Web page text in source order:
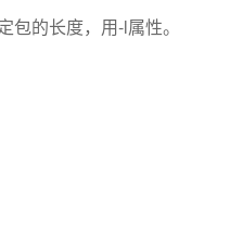
包的长度，用-l属性。